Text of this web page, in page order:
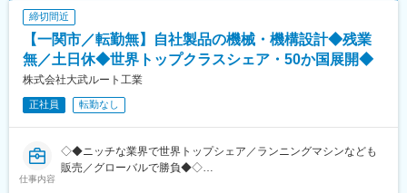
・安定した環境で長く働きたい方
・「次はどうしようか」と前向きに考えられる方。
・周囲と意見を出し合う点も含め、チームワークが取れる方。
ご提案します。アイテム数の多さも当社の大きな強みです。
オンライン勉強会やEラーニング等が充実しており、無理なく業
界・製品知識の習得が可能です。
◆ユニット…患者様を載せる診療台
◆タービン…歯の切削に用いる精密機械
◆画像診断機器…正確なレントゲン撮影が可能
◆CADCAM…歯の詰め物などを設計・加工するシステム
◆その他歯科用材料、予防製品など
締切間近
【一関市／転勤無】自社製品の機械・機構設計◆残業
無／土日休◆世界トップクラスシェア・50か国展開◆
株式会社大武ルート工業
正社員 転勤なし
仕事内容
◇◆ニッチな業界で世界トップシェア／ランニングマシンなども
販売／グローバルで勝負◆◇